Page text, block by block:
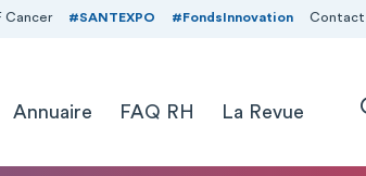
Cancer #SANTEXPO #FondsInnovation Contact
Annuaire FAQ RH La Revue